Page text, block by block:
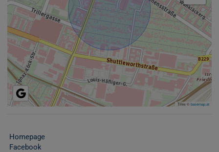
Tiles ©basemap.at
Homepage
Facebook